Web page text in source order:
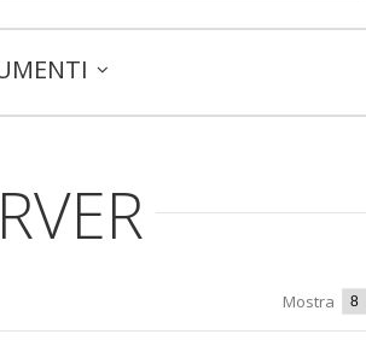
Mostra